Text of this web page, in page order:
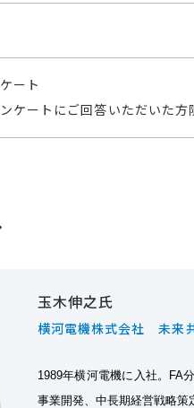
ケート
ケートにご回答いただいた方
玉木伸之氏
横河電機株式会社 未来
1989年横河電機に入社。FA
事業開発、中長期経営戦略策